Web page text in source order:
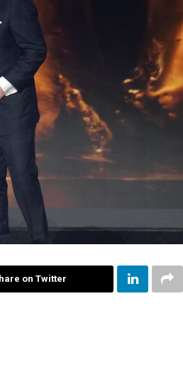
on Twitter